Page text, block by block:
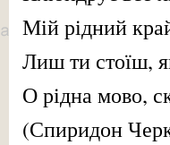
Мій рідний
Лиш ти стоїш,
О рідна мово,
(Спиридон